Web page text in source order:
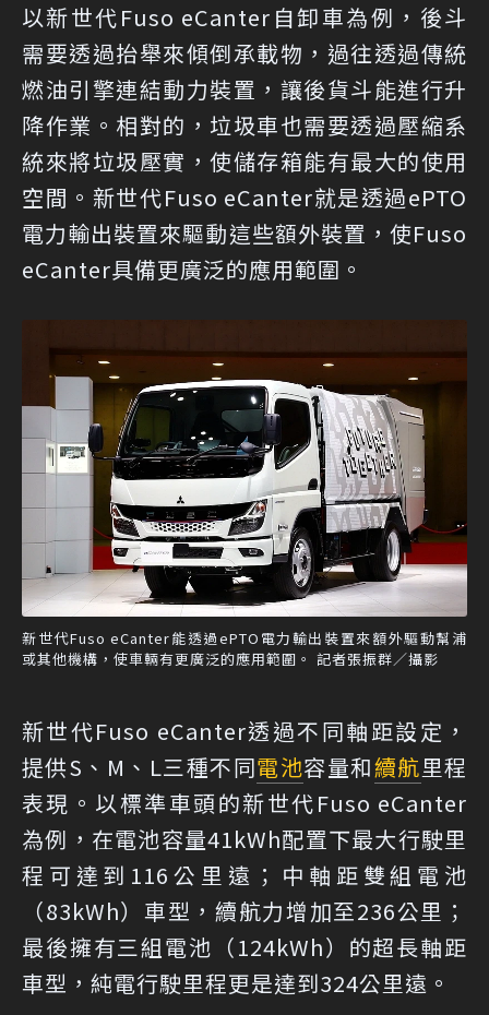
以新世代Fuso eCanter自卸車為例，後斗
需要透過抬舉來傾倒承載物，過往透過傳統
燃油引擎連結動力裝置，讓後貨斗能進行升
降作業。相對的，垃圾車也需要透過壓縮系
統來將垃圾壓實，使儲存箱能有最大的使用
空間。新世代Fuso eCanter就是透過ePTO
電力輸出裝置來驅動這些額外裝置，使Fuso
eCanter具備更廣泛的應用範圍。
新世代Fuso eCanter能透過ePTO電力輸出裝置來額外驅動幫浦
或其他機構，使車輛有更廣泛的應用範圍。 記者張振群／攝影
新世代Fuso eCanter透過不同軸距設定，
提供S、M、L三種不同電池容量和續航里程
表現。以標準車頭的新世代Fuso eCanter
為例，在電池容量41kWh配置下最大行駛里
程可達到116公里遠；中軸距雙組電池
（83kWh）車型，續航力增加至236公里；
最後擁有三組電池（124kWh）的超長軸距
車型，純電行駛里程更是達到324公里遠。